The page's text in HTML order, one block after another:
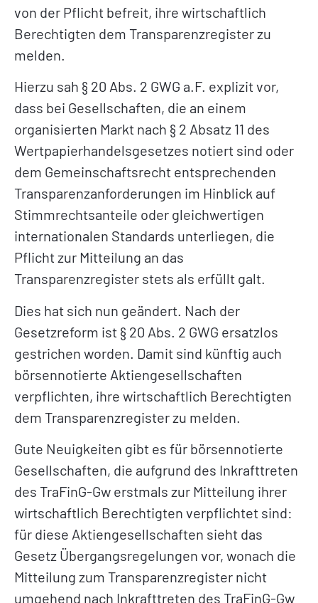
von der Pflicht befreit, ihre wirtschaftlich
Berechtigten dem Transparenzregister zu
melden.
Hierzu sah § 20 Abs. 2 GWG a.F. explizit vor,
dass bei Gesellschaften, die an einem
organisierten Markt nach § 2 Absatz 11 des
Wertpapierhandelsgesetzes notiert sind oder
dem Gemeinschaftsrecht entsprechenden
Transparenzanforderungen im Hinblick auf
Stimmrechtsanteile oder gleichwertigen
internationalen Standards unterliegen, die
Pflicht zur Mitteilung an das
Transparenzregister stets als erfüllt galt.
Dies hat sich nun geändert. Nach der
Gesetzreform ist § 20 Abs. 2 GWG ersatzlos
gestrichen worden. Damit sind künftig auch
börsennotierte Aktiengesellschaften
verpflichten, ihre wirtschaftlich Berechtigten
dem Transparenzregister zu melden.
Gute Neuigkeiten gibt es für börsennotierte
Gesellschaften, die aufgrund des Inkrafttreten
des TraFinG-Gw erstmals zur Mitteilung ihrer
wirtschaftlich Berechtigten verpflichtet sind:
für diese Aktiengesellschaften sieht das
Gesetz Übergangsregelungen vor, wonach die
Mitteilung zum Transparenzregister nicht
umgehend nach Inkrafttreten des TraFinG-Gw